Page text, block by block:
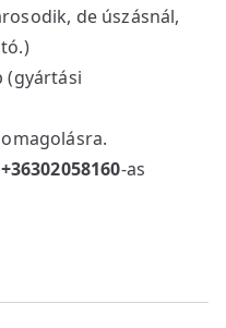
de úszásnál,
(gyártási
+36302058160-as